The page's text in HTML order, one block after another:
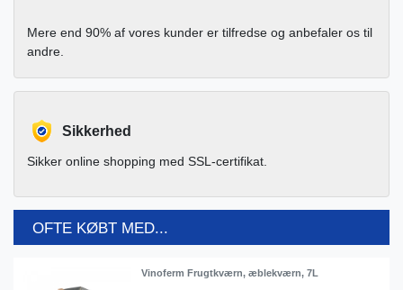
Mere end 90% af vores kunder er tilfredse og anbefaler os til
andre.
Sikkerhed
Sikker online shopping med SSL-certifikat.
OFTE KØBT MED...
Vinoferm Frugtkværn, æblekværn, 7L